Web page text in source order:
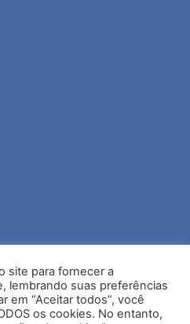
site para fornecer a
lembrando suas preferências
em “Aceitar todos”, você
os cookies. No entanto,